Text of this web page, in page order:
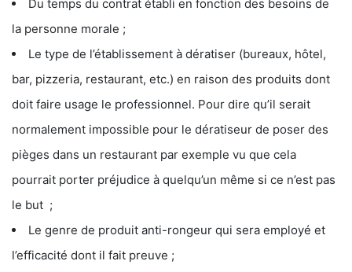
Du temps du contrat établi en fonction des besoins de
la personne morale ;
Le type de l’établissement à dératiser (bureaux, hôtel,
bar, pizzeria, restaurant, etc.) en raison des produits dont
doit faire usage le professionnel. Pour dire qu’il serait
normalement impossible pour le dératiseur de poser des
pièges dans un restaurant par exemple vu que cela
pourrait porter préjudice à quelqu’un même si ce n’est pas
le but ;
Le genre de produit anti-rongeur qui sera employé et
l’efficacité dont il fait preuve ;